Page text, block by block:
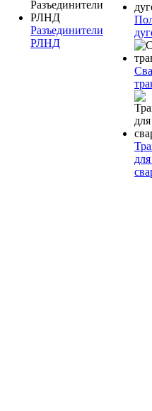
Разъединители
РЛНД